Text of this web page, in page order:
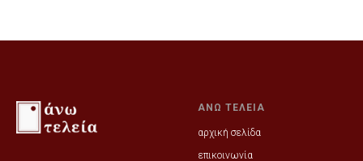
ΑΝΩ ΤΕΛΕΙΑ
αρχική σελίδα
επικοινωνία